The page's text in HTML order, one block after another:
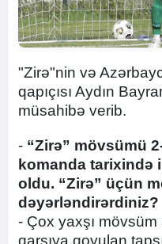
"Zirə"nin və
qapıçısı Aydın
müsahibə verib.
- “Zirə” mövsümü
komanda tarixində
oldu. “Zirə” üçün
dəyərləndirərdiniz?
- Çox yaxşı mövsüm
qarşıya qoyulan